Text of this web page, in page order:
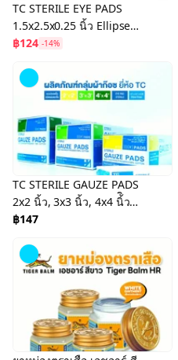
TC STERILE EYE PADS
1.5x2.5x0.25 นิ้ว Ellipse
Shape (25 X 1 pads) ผ้าปิด
฿124 -14%
TC STERILE GAUZE PADS
2x2 นิ้ว, 3x3 นิ้ว, 4x4 นิ้ิว
(100 X 1 pads) ผ้าก๊อซแบบ
฿147